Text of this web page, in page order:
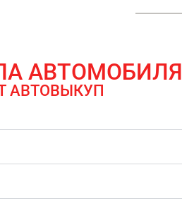
АВТОМОБИЛЯ
АВТОВЫКУП